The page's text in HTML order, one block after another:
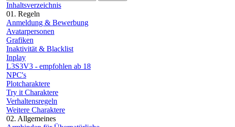
Inhaltsverzeichnis
01. Regeln
Anmeldung & Bewerbung
Avatarpersonen
Grafiken
Inaktivität & Blacklist
Inplay
L3S3V3 - empfohlen ab 18
NPC's
Plotcharaktere
Try it Charaktere
Verhaltensregeln
Weitere Charaktere
02. Allgemeines